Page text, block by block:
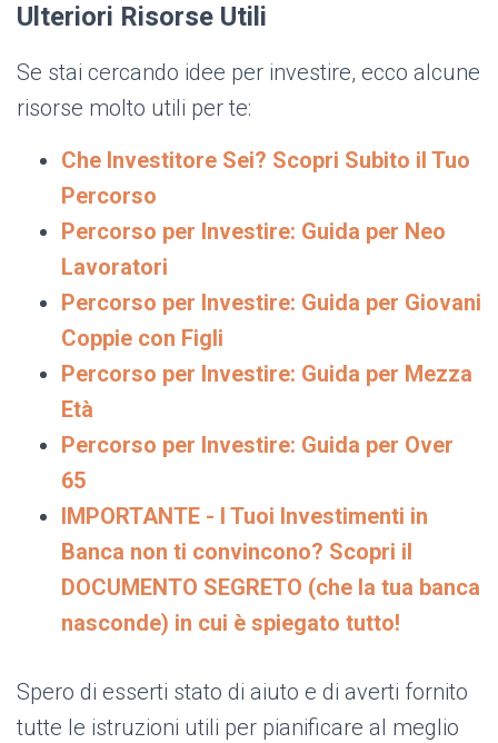
Ulteriori Risorse Utili
Se stai cercando idee per investire, ecco alcune
risorse molto utili per te:
Che Investitore Sei? Scopri Subito il Tuo
Percorso
Percorso per Investire: Guida per Neo
Lavoratori
Percorso per Investire: Guida per Giovani
Coppie con Figli
Percorso per Investire: Guida per Mezza
Età
Percorso per Investire: Guida per Over
65
IMPORTANTE - I Tuoi Investimenti in
Banca non ti convincono? Scopri il
DOCUMENTO SEGRETO (che la tua banca
nasconde) in cui è spiegato tutto!
Spero di esserti stato di aiuto e di averti fornito
tutte le istruzioni utili per pianificare al meglio